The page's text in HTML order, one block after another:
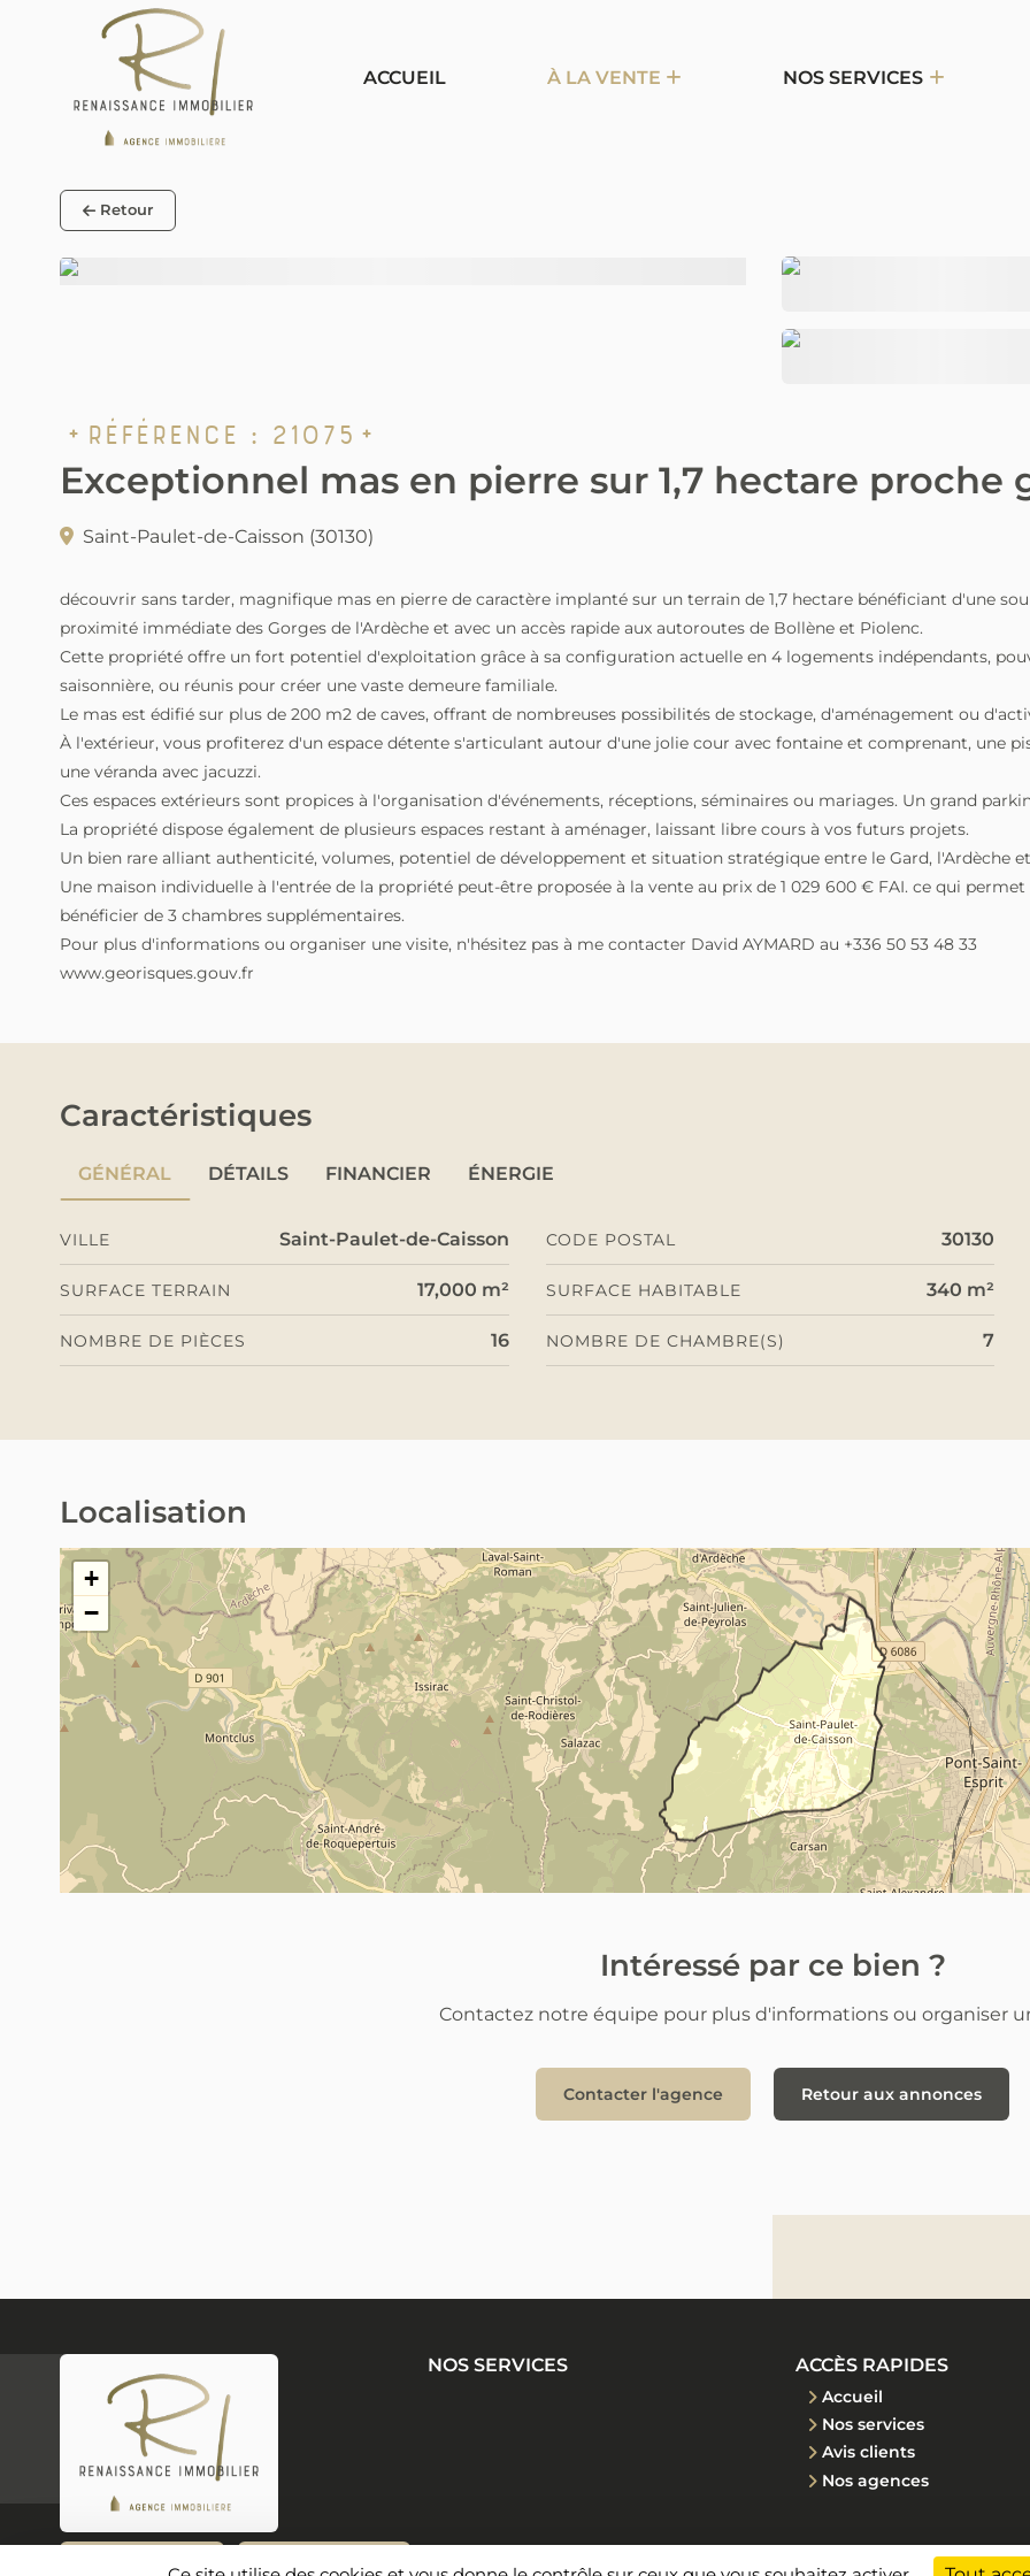
ACCUEIL À LA VENTE NOS SERVICES
Retour
Référence : 21075
Exceptionnel mas en pierre sur 1,7 hectare proche
Saint-Paulet-de-Caisson (30130)
découvrir sans tarder, magnifique mas en pierre de caractère implanté sur un terrain de 1,7 hectare bénéficiant d'une
proximité immédiate des Gorges de l'Ardèche et avec un accès rapide aux autoroutes de Bollène et Piolenc.
Cette propriété offre un fort potentiel d'exploitation grâce à sa configuration actuelle en 4 logements indépendants,
saisonnière, ou réunis pour créer une vaste demeure familiale.
Le mas est édifié sur plus de 200 m2 de caves, offrant de nombreuses possibilités de stockage, d'aménagement ou
À l'extérieur, vous profiterez d'un espace détente s'articulant autour d'une jolie cour avec fontaine et comprenant, une
une véranda avec jacuzzi.
Ces espaces extérieurs sont propices à l'organisation d'événements, réceptions, séminaires ou mariages. Un grand
La propriété dispose également de plusieurs espaces restant à aménager, laissant libre cours à vos futurs projets.
Un bien rare alliant authenticité, volumes, potentiel de développement et situation stratégique entre le Gard, l'Ardèche
Une maison individuelle à l'entrée de la propriété peut-être proposée à la vente au prix de 1 029 600 € FAI. ce qui
bénéficier de 3 chambres supplémentaires.
Pour plus d'informations ou organiser une visite, n'hésitez pas à me contacter David AYMARD au +336 50 53 48 33
www.georisques.gouv.fr
Caractéristiques
GÉNÉRAL DÉTAILS FINANCIER ÉNERGIE
VILLE Saint-Paulet-de-Caisson CODE POSTAL 30130
SURFACE TERRAIN 17,000 m² SURFACE HABITABLE 340 m²
NOMBRE DE PIÈCES 16 NOMBRE DE CHAMBRE(S) 7
Localisation
Saint-Paulet-de-Caisson (30130)
+
−
Intéressé par ce bien ?
Contactez notre équipe pour plus d'informations ou organiser
Contacter l'agence Retour aux annonces
NOS SERVICES ACCÈS RAPIDES
Accueil
Nos services
Avis clients
Nos agences
Panneau de gestion des cookies